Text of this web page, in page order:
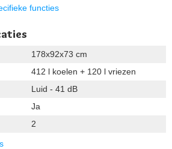
functies
178x92x73 cm
412 l koelen + 120 l vriezen
Luid - 41 dB
Ja
2